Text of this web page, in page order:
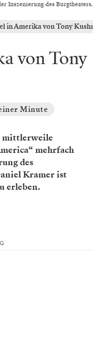
Inszenierung des Burgtheaters.
in Amerika von Tony Kushner
von Tony
Minute
mittlerweile
mehrfach
des
Kramer ist
erleben.